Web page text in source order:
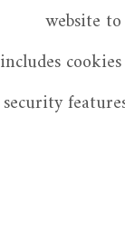
website
includes
security